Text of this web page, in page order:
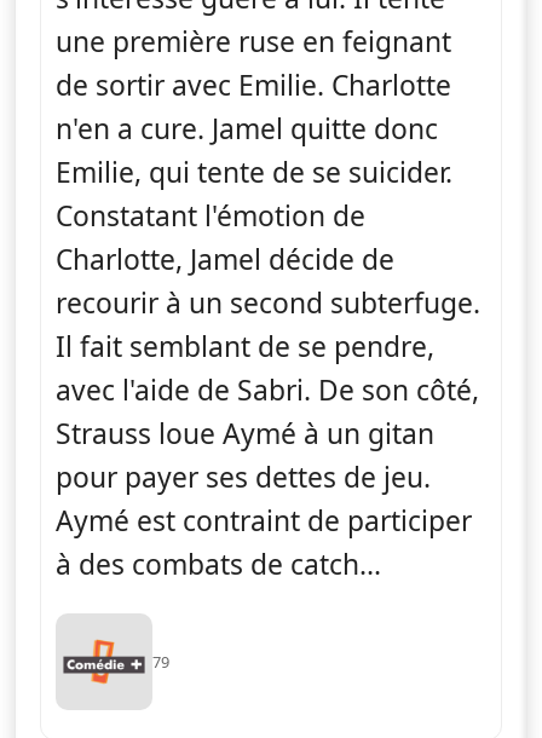
une première ruse en feignant
de sortir avec Emilie. Charlotte
n'en a cure. Jamel quitte donc
Emilie, qui tente de se suicider.
Constatant l'émotion de
Charlotte, Jamel décide de
recourir à un second subterfuge.
Il fait semblant de se pendre,
avec l'aide de Sabri. De son côté,
Strauss loue Aymé à un gitan
pour payer ses dettes de jeu.
Aymé est contraint de participer
à des combats de catch...
79